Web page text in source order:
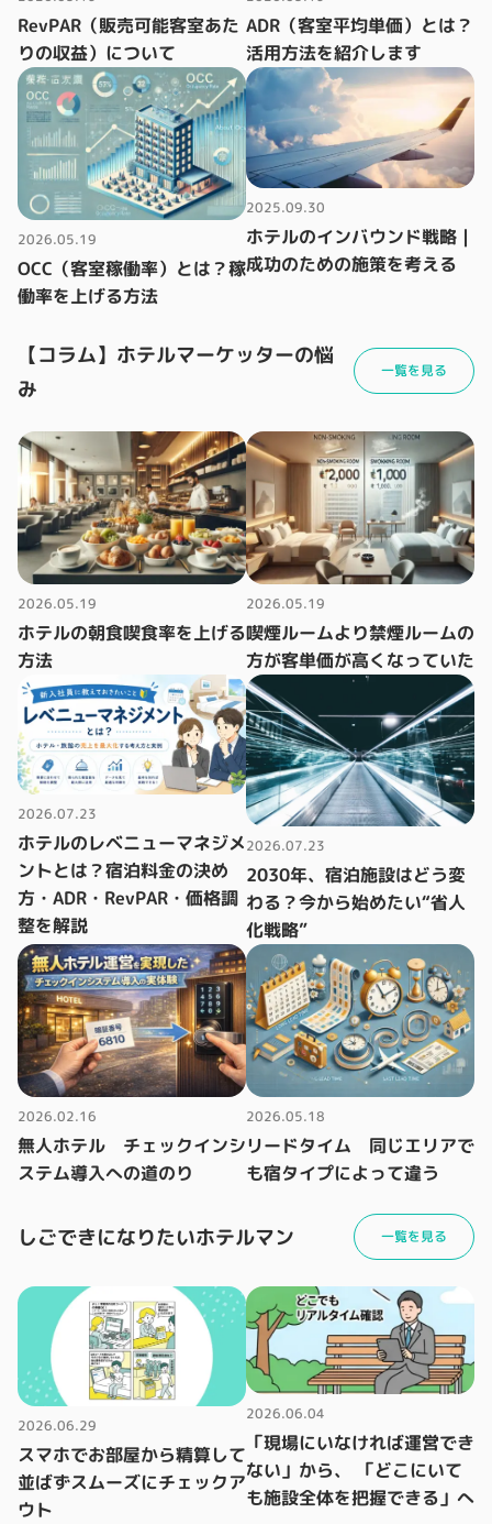
RevPAR（販売可能客室あた
りの収益）について
ADR（客室平均単価）とは？
活用方法を紹介します
2026.05.19
OCC（客室稼働率）とは？稼
働率を上げる方法
2025.09.30
ホテルのインバウンド戦略｜
成功のための施策を考える
【コラム】ホテルマーケッターの悩
み
一覧を見る
2026.05.19
ホテルの朝食喫食率を上げる
方法
2026.05.19
喫煙ルームより禁煙ルームの
方が客単価が高くなっていた
2026.07.23
ホテルのレベニューマネジメ
ントとは？宿泊料金の決め
方・ADR・RevPAR・価格調
整を解説
2026.07.23
2030年、宿泊施設はどう変
わる？今から始めたい“省人
化戦略”
2026.02.16
無人ホテル チェックインシ
ステム導入への道のり
2026.05.18
リードタイム 同じエリアで
も宿タイプによって違う
しごできになりたいホテルマン 一覧を見る
2026.06.29
スマホでお部屋から精算して
並ばずスムーズにチェックア
ウト
2026.06.04
「現場にいなければ運営でき
ない」から、 「どこにいて
も施設全体を把握できる」へ